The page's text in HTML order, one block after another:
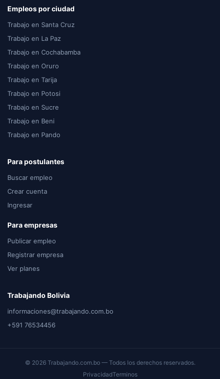
Empleos por ciudad
Trabajo en Santa Cruz
Trabajo en La Paz
Trabajo en Cochabamba
Trabajo en Oruro
Trabajo en Tarija
Trabajo en Potosi
Trabajo en Sucre
Trabajo en Beni
Trabajo en Pando
Para postulantes
Buscar empleo
Crear cuenta
Ingresar
Para empresas
Publicar empleo
Registrar empresa
Ver planes
Trabajando Bolivia
informaciones@trabajando.com.bo
+591 76534456
© 2026 Trabajando.com.bo — Todos los derechos reservados.
PrivacidadTerminos